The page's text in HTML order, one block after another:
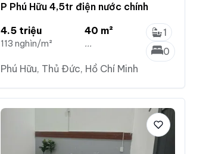
P Phú Hữu 4,5tr điện nước chính
4.5 triệu
113 nghìn/m²
40 m²
...
1
0
Phú Hữu, Thủ Đức, Hồ Chí Minh